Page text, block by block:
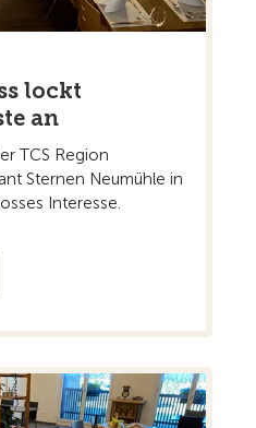
lockt
an
TCS Region
Sternen Neumühle in
Interesse.